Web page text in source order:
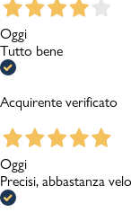
Oggi
Tutto bene
Acquirente verificato
Oggi
Precisi, abbastanza